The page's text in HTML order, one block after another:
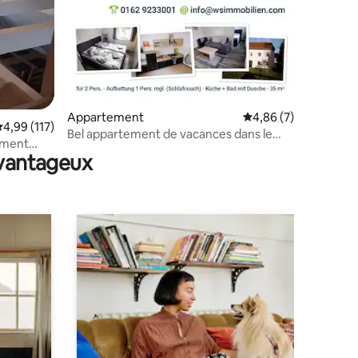
: 5 sur 5
moyenne sur la base de 117 commentaires : 4,99 sur 5
4,99 (117)
Appartement Évaluation moyenne
4,86 (7)
Bel appartement de vacances dans le